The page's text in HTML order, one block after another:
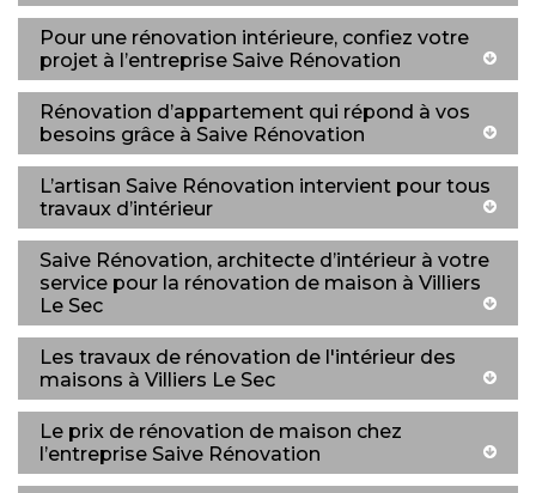
Pour une rénovation intérieure, confiez votre
projet à l’entreprise Saive Rénovation
Rénovation d’appartement qui répond à vos
besoins grâce à Saive Rénovation
L’artisan Saive Rénovation intervient pour tous
travaux d’intérieur
Saive Rénovation, architecte d’intérieur à votre
service pour la rénovation de maison à Villiers
Le Sec
Les travaux de rénovation de l'intérieur des
maisons à Villiers Le Sec
Le prix de rénovation de maison chez
l’entreprise Saive Rénovation